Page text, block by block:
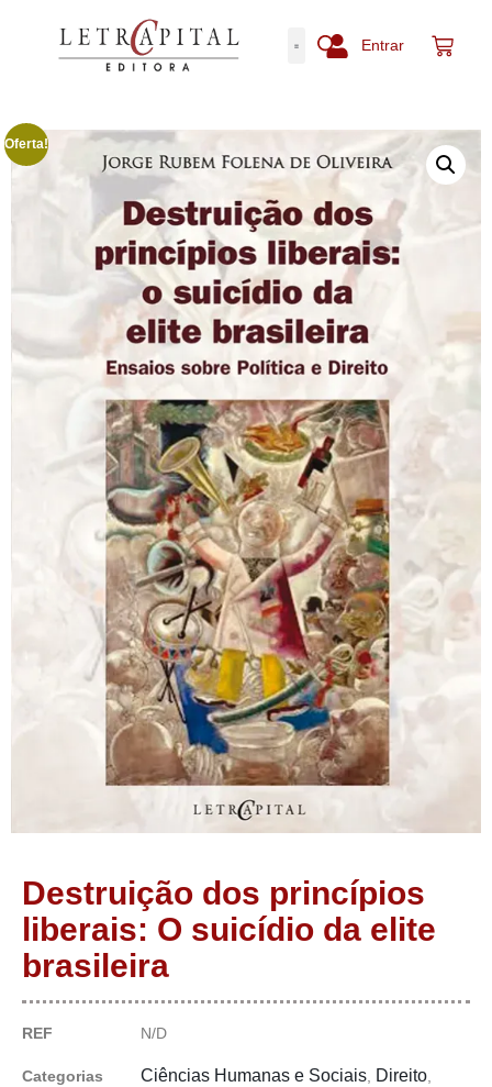
Entrar
Oferta!
Destruição dos princípios
liberais: O suicídio da elite
brasileira
REF N/D
Categorias Ciências Humanas e Sociais, Direito,